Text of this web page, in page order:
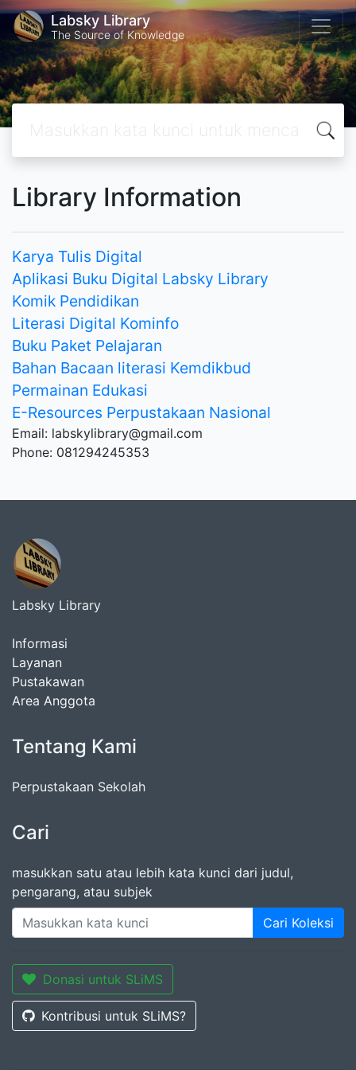
Labsky Library
The Source of Knowledge
Library Information
Karya Tulis Digital
Aplikasi Buku Digital Labsky Library
Komik Pendidikan
Literasi Digital Kominfo
Buku Paket Pelajaran
Bahan Bacaan literasi Kemdikbud
Permainan Edukasi
E-Resources Perpustakaan Nasional
Email: labskylibrary@gmail.com
Phone: 081294245353
Labsky Library
Informasi
Layanan
Pustakawan
Area Anggota
Tentang Kami
Perpustakaan Sekolah
Cari
masukkan satu atau lebih kata kunci dari judul,
pengarang, atau subjek
Cari Koleksi
Donasi untuk SLiMS
Kontribusi untuk SLiMS?